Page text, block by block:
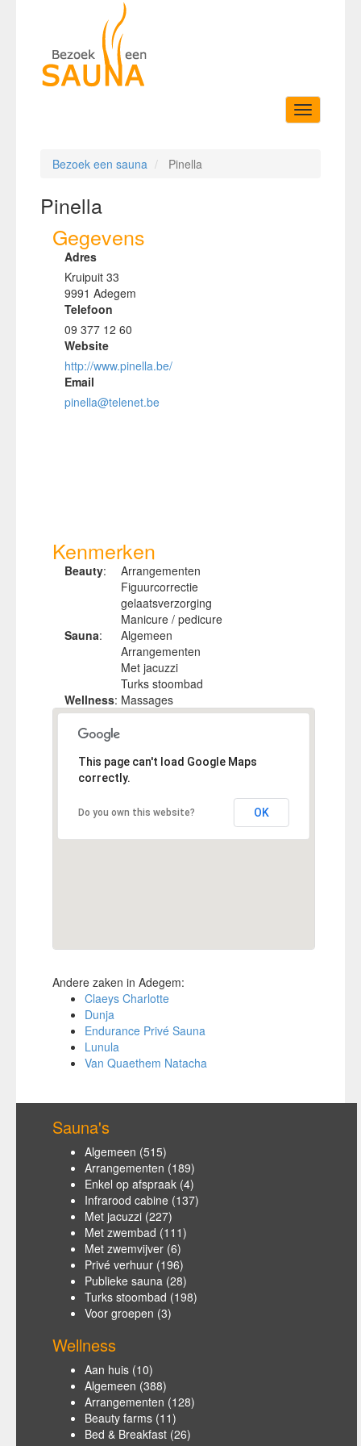
Toggle
navigation
Bezoek een sauna Pinella
Pinella
Gegevens
Adres
Kruipuit 33
9991 Adegem
Telefoon
09 377 12 60
Website
http://www.pinella.be/
Email
pinella@telenet.be
Kenmerken
Beauty:
Arrangementen
Figuurcorrectie
gelaatsverzorging
Manicure / pedicure
Sauna:
Algemeen
Arrangementen
Met jacuzzi
Turks stoombad
Wellness: Massages
This page can't load Google Maps
correctly.
Do you own this website? OK
Andere zaken in Adegem:
Claeys Charlotte
Dunja
Endurance Privé Sauna
Lunula
Van Quaethem Natacha
Sauna's
Algemeen (515)
Arrangementen (189)
Enkel op afspraak (4)
Infrarood cabine (137)
Met jacuzzi (227)
Met zwembad (111)
Met zwemvijver (6)
Privé verhuur (196)
Publieke sauna (28)
Turks stoombad (198)
Voor groepen (3)
Wellness
Aan huis (10)
Algemeen (388)
Arrangementen (128)
Beauty farms (11)
Bed & Breakfast (26)